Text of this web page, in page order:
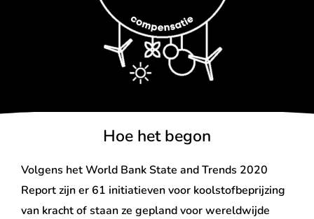
Hoe het begon
Volgens het World Bank State and Trends 2020
Report zijn er 61 initiatieven voor koolstofbeprijzing
van kracht of staan ​​ze gepland voor wereldwijde